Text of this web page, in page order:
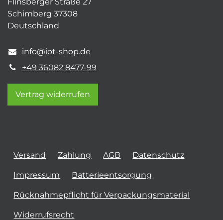
Schimberg 37308
Deutschland
info@iot-shop.de
+49 36082 8477-99
Vertrag widerrufen
Versand Zahlung AGB Datenschutz
Impressum Batterieentsorgung
Rücknahmepflicht für Verpackungsmaterial
Widerrufsrecht